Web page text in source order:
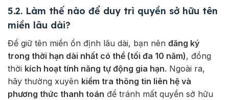
5.2. Làm thế nào để duy trì quyền sở hữu tên
miền lâu dài?
Để giữ tên miền ổn định lâu dài, bạn nên đăng ký
trong thời hạn dài nhất có thể (tối đa 10 năm), đồng
thời kích hoạt tính năng tự động gia hạn. Ngoài ra,
hãy thường xuyên kiểm tra thông tin liên hệ và
phương thức thanh toán để tránh mất quyền sở hữu